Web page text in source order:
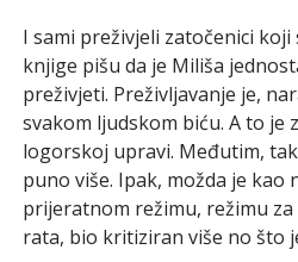
I sami preživjeli zatočenici
knjige pišu da je Miliša
preživjeti. Preživljavanje je,
svakom ljudskom biću. A to je
logorskoj upravi. Međutim,
puno više. Ipak, možda je kao
prijeratnom režimu, režimu
rata, bio kritiziran više no što